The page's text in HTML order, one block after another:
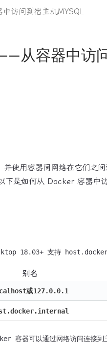
访问到宿主机MYSQL
从容器中访
用容器间网络在它们之间
下是如何从 Docker 容器
别名
或127.0.0.1
容器可以通过网络访问连